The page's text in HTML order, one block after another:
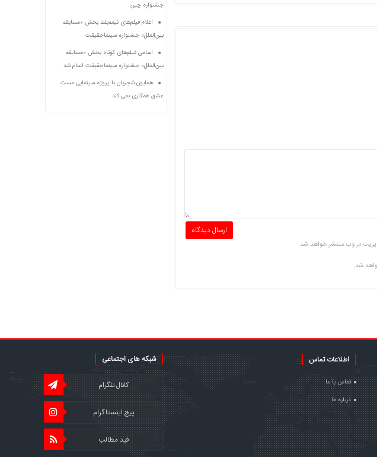
در وب منتشر خواهد شد.
شد.
جشنواره چین
اعلام فیلم‌های نیمه‌بلند بخش «مسابقه
بین‌الملل» جشنواره سینماحقیقت
اسامی فیلم‌های کوتاه بخش «مسابقه
بین‌الملل» جشنواره سینماحقیقت اعلام شد
همایون شجریان با پروژه سینمایی مست
عشق همکاری نمی کند
اطلاعات تماس
تماس با ما
درباره ما
شبکه های اجتماعی
کانال تلگرام
پیج اینستاگرام
فید مطالب